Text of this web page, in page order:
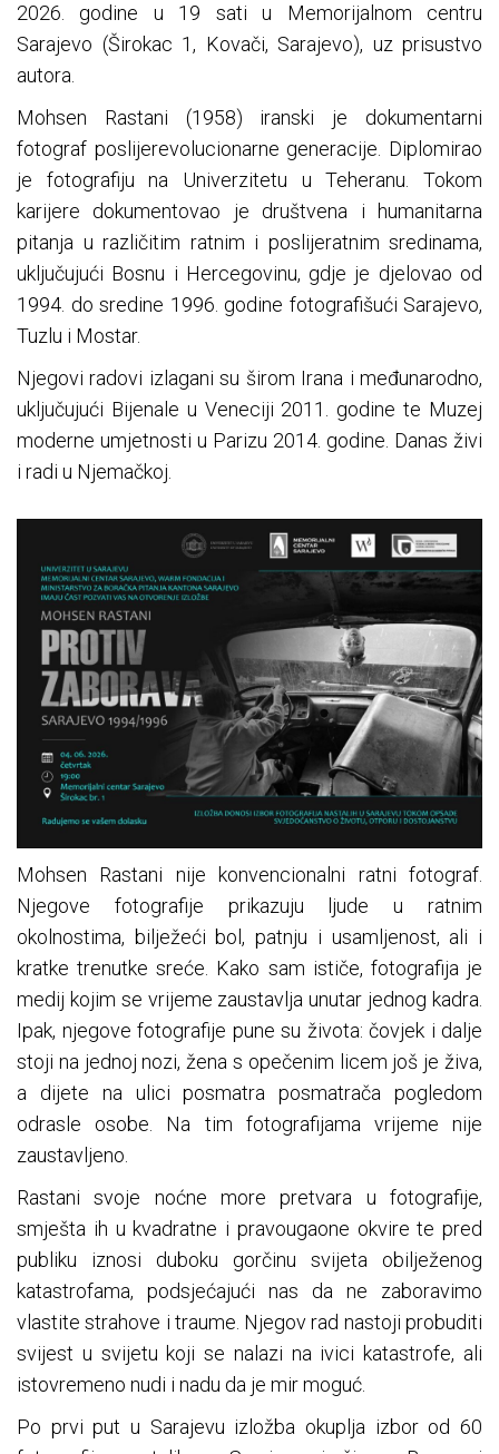
2026. godine u 19 sati u Memorijalnom centru
Sarajevo (Širokac 1, Kovači, Sarajevo), uz prisustvo
autora.
Mohsen Rastani (1958) iranski je dokumentarni
fotograf poslijerevolucionarne generacije. Diplomirao
je fotografiju na Univerzitetu u Teheranu. Tokom
karijere dokumentovao je društvena i humanitarna
pitanja u različitim ratnim i poslijeratnim sredinama,
uključujući Bosnu i Hercegovinu, gdje je djelovao od
1994. do sredine 1996. godine fotografišući Sarajevo,
Tuzlu i Mostar.
Njegovi radovi izlagani su širom Irana i međunarodno,
uključujući Bijenale u Veneciji 2011. godine te Muzej
moderne umjetnosti u Parizu 2014. godine. Danas živi
i radi u Njemačkoj.
Mohsen Rastani nije konvencionalni ratni fotograf.
Njegove fotografije prikazuju ljude u ratnim
okolnostima, bilježeći bol, patnju i usamljenost, ali i
kratke trenutke sreće. Kako sam ističe, fotografija je
medij kojim se vrijeme zaustavlja unutar jednog kadra.
Ipak, njegove fotografije pune su života: čovjek i dalje
stoji na jednoj nozi, žena s opečenim licem još je živa,
a dijete na ulici posmatra posmatrača pogledom
odrasle osobe. Na tim fotografijama vrijeme nije
zaustavljeno.
Rastani svoje noćne more pretvara u fotografije,
smješta ih u kvadratne i pravougaone okvire te pred
publiku iznosi duboku gorčinu svijeta obilježenog
katastrofama, podsjećajući nas da ne zaboravimo
vlastite strahove i traume. Njegov rad nastoji probuditi
svijest u svijetu koji se nalazi na ivici katastrofe, ali
istovremeno nudi i nadu da je mir moguć.
Po prvi put u Sarajevu izložba okuplja izbor od 60